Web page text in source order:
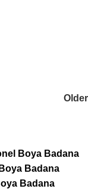
Older
Boya Badana
Badana
Badana